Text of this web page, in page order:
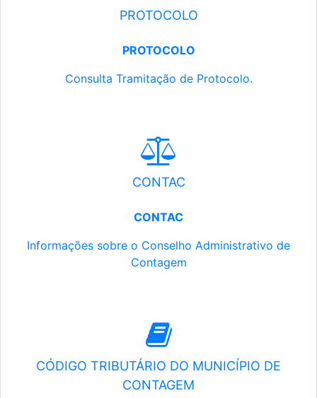
PROTOCOLO
PROTOCOLO
Consulta Tramitação de Protocolo.
CONTAC
CONTAC
Informações sobre o Conselho Administrativo de
Contagem
CÓDIGO TRIBUTÁRIO DO MUNICÍPIO DE
CONTAGEM